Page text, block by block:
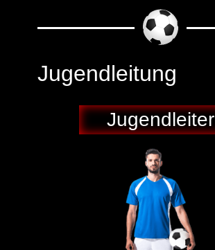
Jugendleitung
Jugendleiter